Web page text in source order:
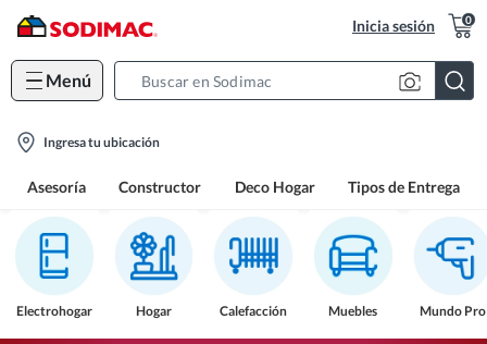
Inicia sesión 0
Menú
location-
Ingresa tu ubicación
Asesoría Constructor Deco Hogar Tipos de Entrega
Electrohogar Hogar Calefacción Muebles Mundo Pro